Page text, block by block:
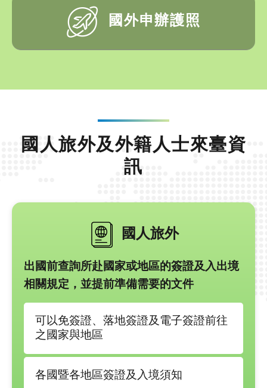
國外申辦護照
國人旅外及外籍人士來臺資
訊
國人旅外
出國前查詢所赴國家或地區的簽證及入出境
相關規定，並提前準備需要的文件
可以免簽證、落地簽證及電子簽證前往
之國家與地區
各國暨各地區簽證及入境須知